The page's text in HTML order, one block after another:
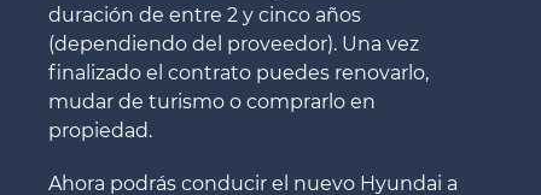
duración de entre 2 y cinco años
(dependiendo del proveedor). Una vez
finalizado el contrato puedes renovarlo,
mudar de turismo o comprarlo en
propiedad.
Ahora podrás conducir el nuevo Hyundai a